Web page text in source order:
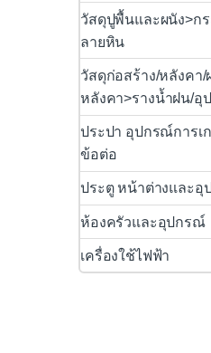
วัสดุปูพื้นและผนัง>ก
ลายหิน
วัสดุก่อสร้าง/หลังคา/
หลังคา>รางน้ำฝน/อุ
ประปา อุปกรณ์การเ
ข้อต่อ
ประตู หน้าต่างและอุ
ห้องครัวและอุปกรณ์
เครื่องใช้ไฟฟ้า